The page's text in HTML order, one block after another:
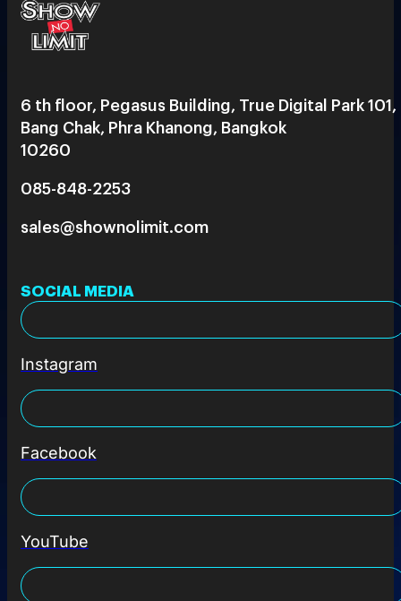
6 th floor, Pegasus Building, True Digital Park 101,
Bang Chak, Phra Khanong, Bangkok
10260
085-848-2253
sales@shownolimit.com
SOCIAL MEDIA
Instagram
Facebook
YouTube